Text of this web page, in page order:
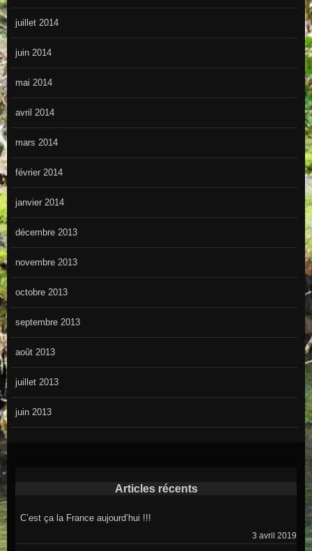
juillet 2014
juin 2014
mai 2014
avril 2014
mars 2014
février 2014
janvier 2014
décembre 2013
novembre 2013
octobre 2013
septembre 2013
août 2013
juillet 2013
juin 2013
Articles récents
C’est ça la France aujourd’hui !!!
3 avril 2019